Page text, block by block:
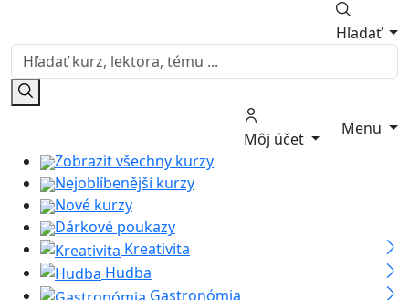
Hľadať
Môj účet
Menu
Zobrazit všechny kurzy
Nejoblíbenější kurzy
Nové kurzy
Dárkové poukazy
Kreativita
Hudba
Gastronómia